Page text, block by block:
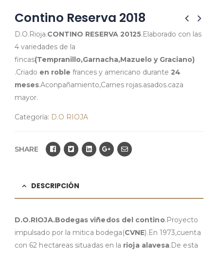
Contino Reserva 2018
D.O.Rioja.CONTINO RESERVA 20125.Elaborado con las
4 variedades de la
fincas(Tempranillo,Garnacha,Mazuelo y Graciano)
.Criado en roble frances y americano durante 24
meses.Aconpañamiento,Carnes rojas.asados.caza
mayor.
Categoría: D.O RIOJA
SHARE
DESCRIPCIÓN
D.O.RIOJA.Bodegas viñedos del contino.Proyecto
impulsado por la mitica bodega(CVNE).En 1973,cuenta
con 62 hectareas situadas en la rioja alavesa.De esta